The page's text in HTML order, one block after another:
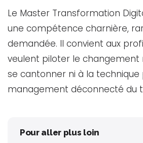
Le Master Transformation
une compétence charnière,
demandée. Il convient aux
veulent piloter le changement
se cantonner ni à la technique
management déconnecté du
Pour aller plus loin